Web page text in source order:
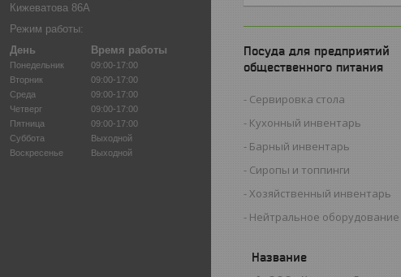
Кижеватова 86А
Режим работы:
День
Время работы
Понедельник
09:00-17:00
Вторник
09:00-17:00
Среда
09:00-17:00
Четверг
09:00-17:00
Пятница
09:00-17:00
Суббота
Выходной
Воскресенье
Выходной
Посуда для предприятий
общественного питания
Сервировка стола
Кухонный инвентарь
Барный инвентарь
Сиропы и топпинги
Хозяйственный инвентарь
Нейтральное оборудование